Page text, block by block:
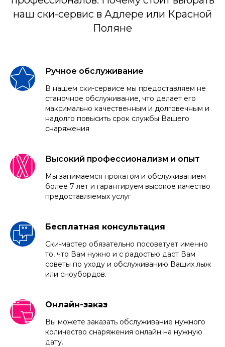
наш ски-сервис в Адлере или Красной
Поляне
Ручное обслуживание
В нашем ски-сервисе мы предоставляем не
станочное обслуживание, что делает его
максимально качественным и долговечным и
надолго повысить срок службы Вашего
снаряжения
Высокий профессионализм и опыт
Мы занимаемся прокатом и обслуживанием
более 7 лет и гарантируем высокое качество
предоставляемых услуг
Бесплатная консультация
Ски-мастер обязательно посоветует именно
то, что Вам нужно и с радостью даст Вам
советы по уходу и обслуживанию Ваших лыж
или сноубордов.
Онлайн-заказ
Вы можете заказать обслуживание нужного
количество снаряжения онлайн на нужную
дату.